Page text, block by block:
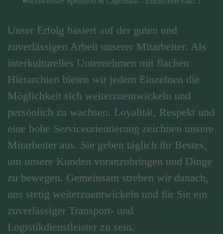
Unser Erfolg basiert auf der guten und
zuverlässigen Arbeit unserer Mitarbeiter. Als
interkulturelles Unternehmen mit flachen
Hierarchien bieten wir jedem Einzelnen die
Möglichkeit sich weiterzuentwickeln und
persönlich zu wachsen. Loyalität, Respekt und
eine hohe Serviceorientierung zeichnen unsere
Mitarbeiter aus. Sie geben täglich ihr Bestes,
um unsere Kunden voranzubringen und Dinge
zu bewegen. Gemeinsam streben wir danach,
uns stetig weiterzuentwickeln und für Sie ein
zuverlässiger Transport- und
Logistikdienstleister zu sein.